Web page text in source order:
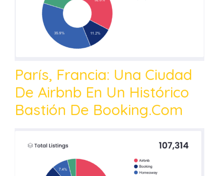
París, Francia: Una Ciudad
De Airbnb En Un Histórico
Bastión De Booking.com